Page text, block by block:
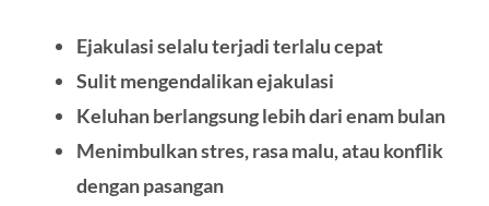
Ejakulasi selalu terjadi terlalu cepat
Sulit mengendalikan ejakulasi
Keluhan berlangsung lebih dari enam bulan
Menimbulkan stres, rasa malu, atau konflik
dengan pasangan